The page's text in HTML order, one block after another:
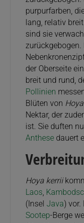
purpurfarben,
lang, relativ
sind sie
der Oberseite
breit und rund,
Pollinien
Blüten von
Nektar, der
ist. Sie duften
Anthese dauert
Hoya kerrii
Laos
(Insel Java) vor.
Sootep-Berge